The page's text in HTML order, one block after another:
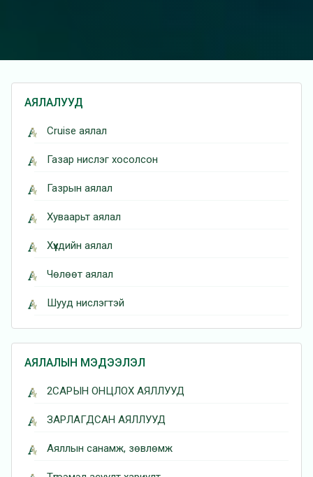
АЯЛАЛУУД
Cruise аялал
Газар нислэг хосолсон
Газрын аялал
Хуваарьт аялал
Хүүхдийн аялал
Чөлөөт аялал
Шууд нислэгтэй
АЯЛАЛЫН МЭДЭЭЛЭЛ
2САРЫН ОНЦЛОХ АЯЛЛУУД
ЗАРЛАГДСАН АЯЛЛУУД
Аяллын санамж, зөвлөмж